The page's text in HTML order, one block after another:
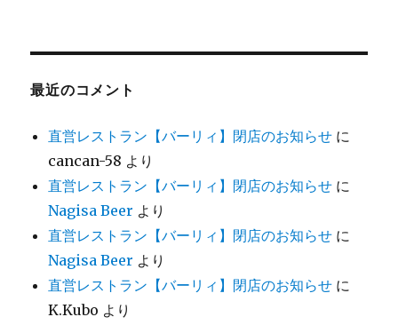
最近のコメント
直営レストラン【バーリィ】閉店のお知らせ に
cancan-58 より
直営レストラン【バーリィ】閉店のお知らせ に
Nagisa Beer より
直営レストラン【バーリィ】閉店のお知らせ に
Nagisa Beer より
直営レストラン【バーリィ】閉店のお知らせ に
K.Kubo より